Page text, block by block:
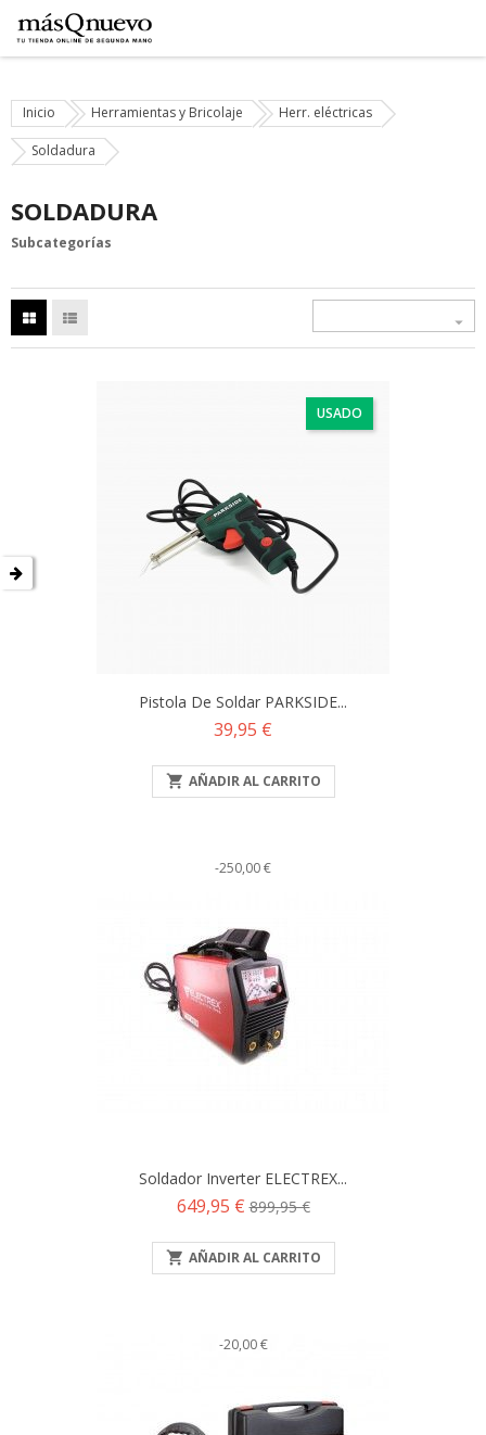
Inicio Herramientas y Bricolaje Herr. eléctricas
Soldadura
SOLDADURA
Subcategorías

USADO
Pistola De Soldar PARKSIDE...
Precio
39,95 €
 AÑADIR AL CARRITO
-250,00 €
Soldador Inverter ELECTREX...
Precio
649,95 €Precio
899,95 €
 AÑADIR AL CARRITO
-20,00 €